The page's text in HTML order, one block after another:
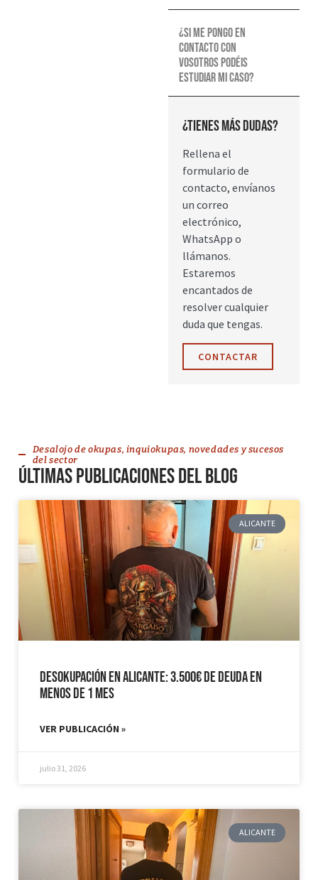
¿Si me pongo en
contacto con
vosotros podéis
estudiar mi caso?
¿Tienes más dudas?
Rellena el
formulario de
contacto, envíanos
un correo
electrónico,
WhatsApp o
llámanos.
Estaremos
encantados de
resolver cualquier
duda que tengas.
CONTACTAR
Desalojo de okupas, inquiokupas, novedades y sucesos
del sector
Últimas publicaciones del blog
ALICANTE
Desokupación en Alicante: 3.500€ de Deuda en
Menos de 1 mes
VER PUBLICACIÓN »
julio 31, 2026
ALICANTE